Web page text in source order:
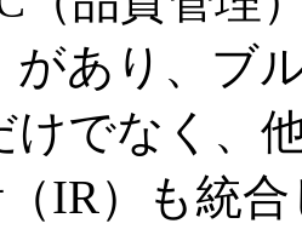
があり、ブ
けでなく、
IR）も統